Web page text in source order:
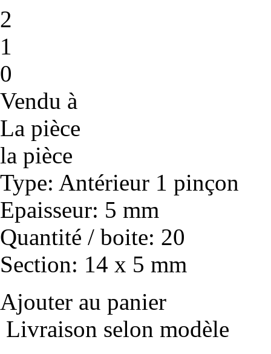
2
1
0
Vendu à
La pièce
la pièce
Type: Antérieur 1 pinçon
Epaisseur: 5 mm
Quantité / boite: 20
Section: 14 x 5 mm
Ajouter au panier
Livraison selon modèle